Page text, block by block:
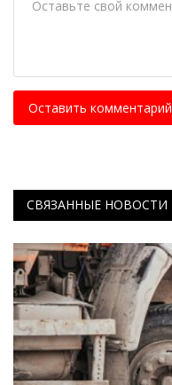
Оставить комментарий
СВЯЗАННЫЕ НОВОСТИ